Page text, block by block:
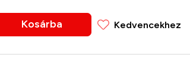
Kosárba Kedvencekhez